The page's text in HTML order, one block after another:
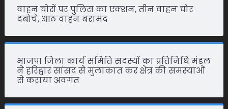
वाहन चोरों पर पुलिस का एक्शन, तीन वाहन चोर
दबोचे, आठ वाहन बरामद
भाजपा जिला कार्य समिति सदस्यों का प्रतिनिधि मंडल
ने हरिद्वार सांसद से मुलाकात कर क्षेत्र की समस्याओं
से कराया अवगत